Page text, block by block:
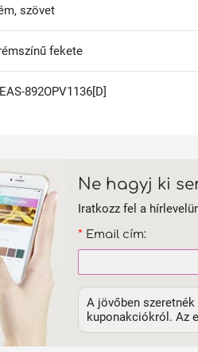
szövet
fekete
892OPV1136[D]
Ne hagyj ki
Iratkozz fel a
* Email cím:
A jövőben
kuponakciókról. Az